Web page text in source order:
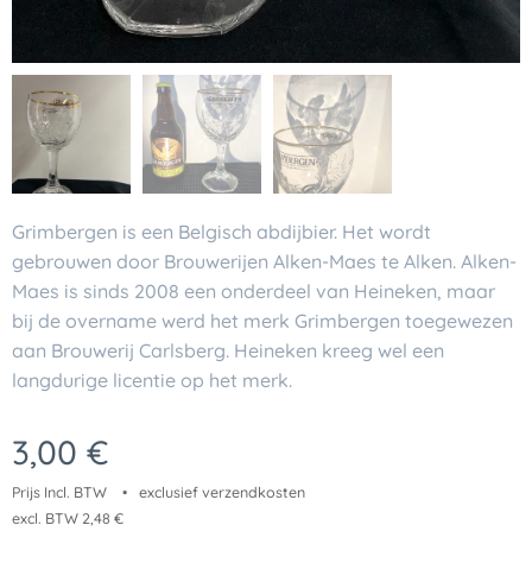
Grimbergen is een Belgisch abdijbier. Het wordt
gebrouwen door Brouwerijen Alken-Maes te Alken. Alken-
Maes is sinds 2008 een onderdeel van Heineken, maar
bij de overname werd het merk Grimbergen toegewezen
aan Brouwerij Carlsberg. Heineken kreeg wel een
langdurige licentie op het merk.
3,00 €
Prijs Incl. BTW
exclusief verzendkosten
excl. BTW 2,48 €